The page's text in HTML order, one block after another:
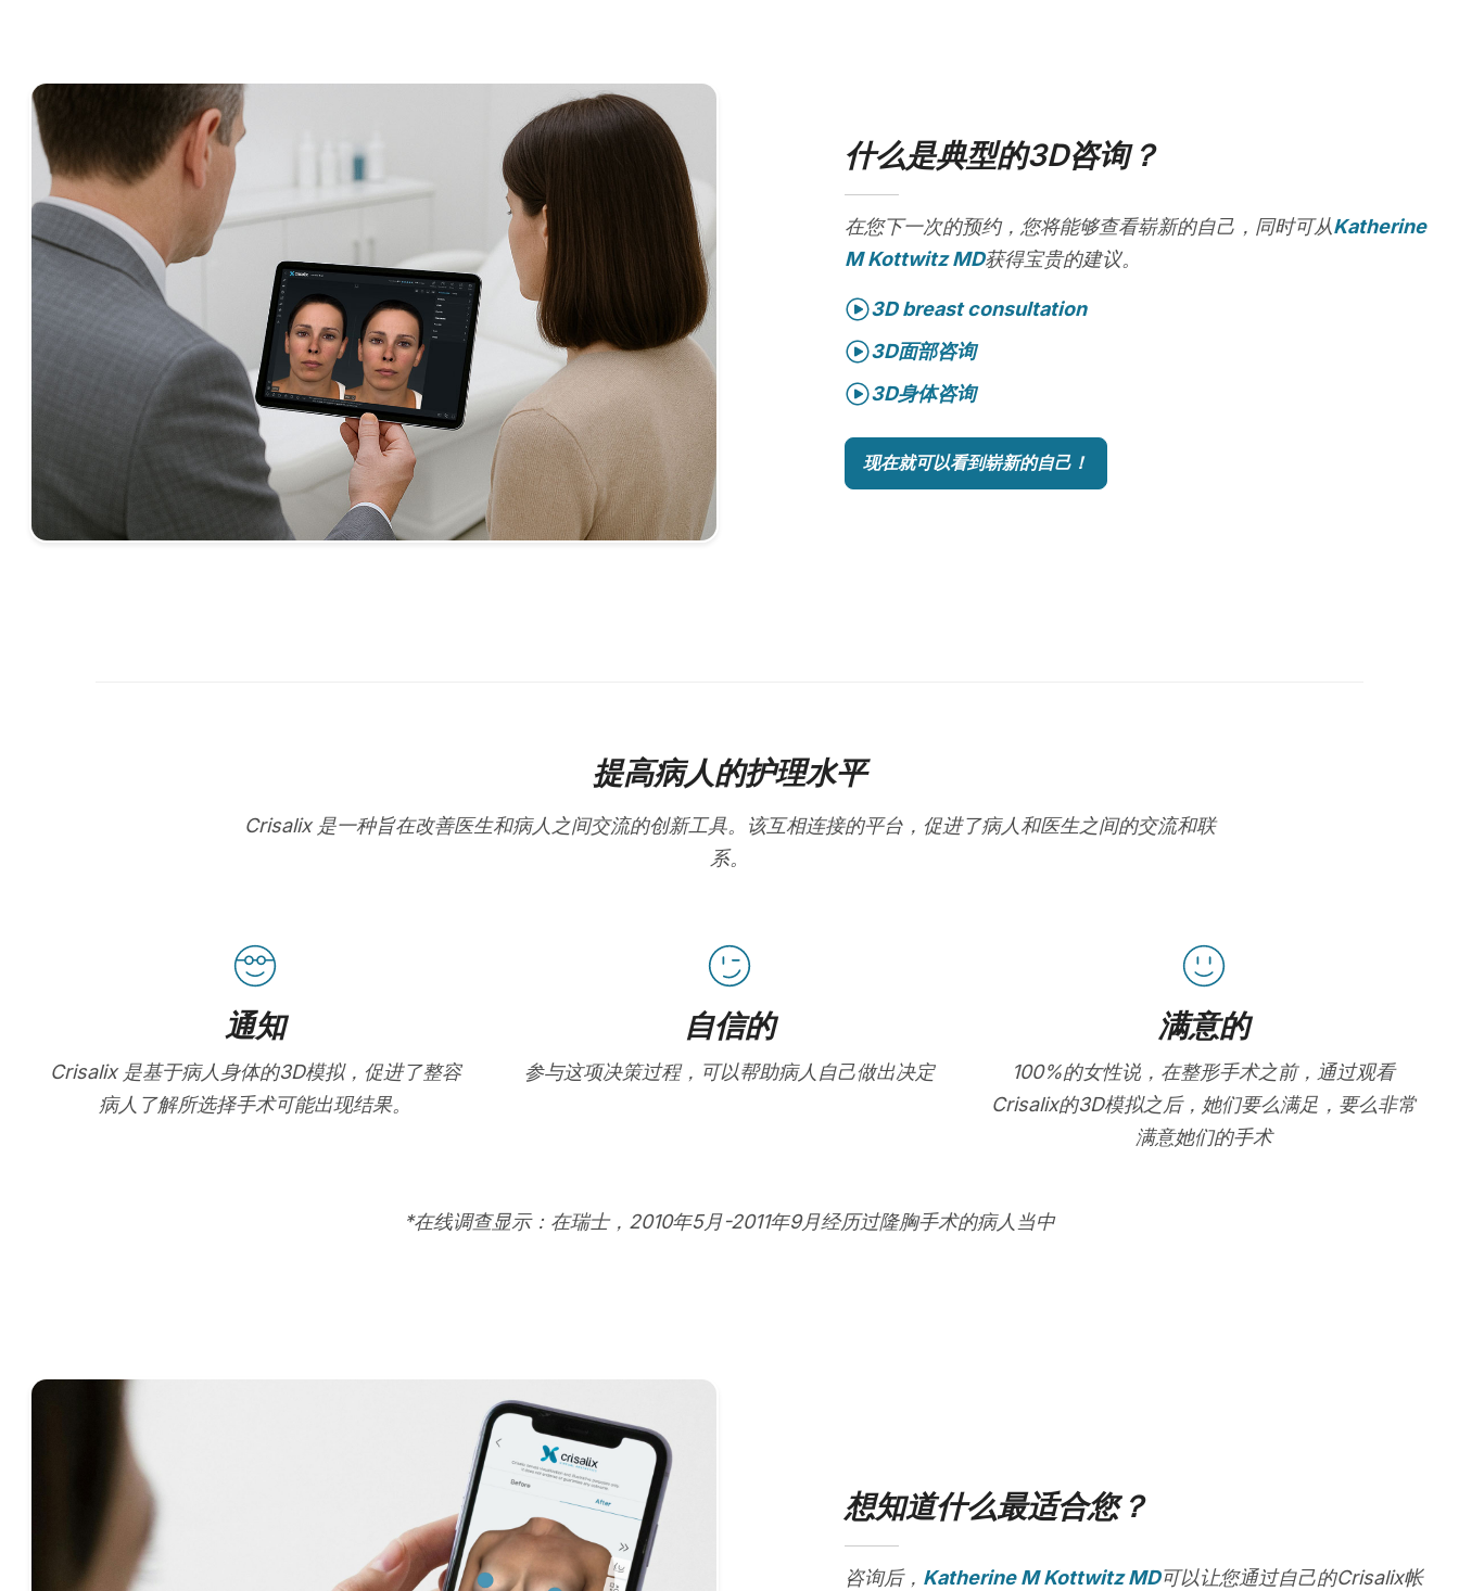
什么是典型的3D咨询？
在您下一次的预约，您将能够查看崭新的自己，同时可从Katherine
M Kottwitz MD获得宝贵的建议。
3D breast consultation
3D面部咨询
3D身体咨询
现在就可以看到崭新的自己！
提高病人的护理水平
Crisalix 是一种旨在改善医生和病人之间交流的创新工具。该互相连接的平台，促进了病人和医生之间的交流和联
系。
通知
Crisalix 是基于病人身体的3D模拟，促进了整容
病人了解所选择手术可能出现结果。
自信的
参与这项决策过程，可以帮助病人自己做出决定
满意的
100%的女性说，在整形手术之前，通过观看
Crisalix的3D模拟之后，她们要么满足，要么非常
满意她们的手术
*在线调查显示：在瑞士，2010年5月-2011年9月经历过隆胸手术的病人当中
想知道什么最适合您？
咨询后， Katherine M Kottwitz MD可以让您通过自己的Crisalix帐